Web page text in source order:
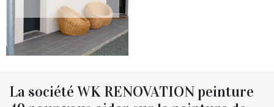
La société WK RENOVATION peinture